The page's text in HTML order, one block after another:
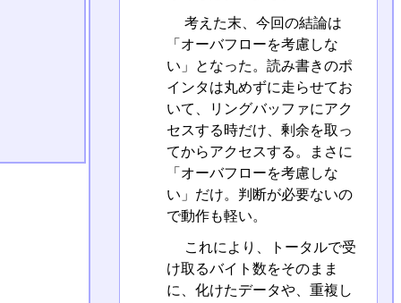
考えた末、今回の結論は
「オーバフローを考慮しな
い」となった。読み書きのポ
インタは丸めずに走らせてお
いて、リングバッファにアク
セスする時だけ、剰余を取っ
てからアクセスする。まさに
「オーバフローを考慮しな
い」だけ。判断が必要ないの
で動作も軽い。
これにより、トータルで受
け取るバイト数をそのまま
に、化けたデータや、重複し